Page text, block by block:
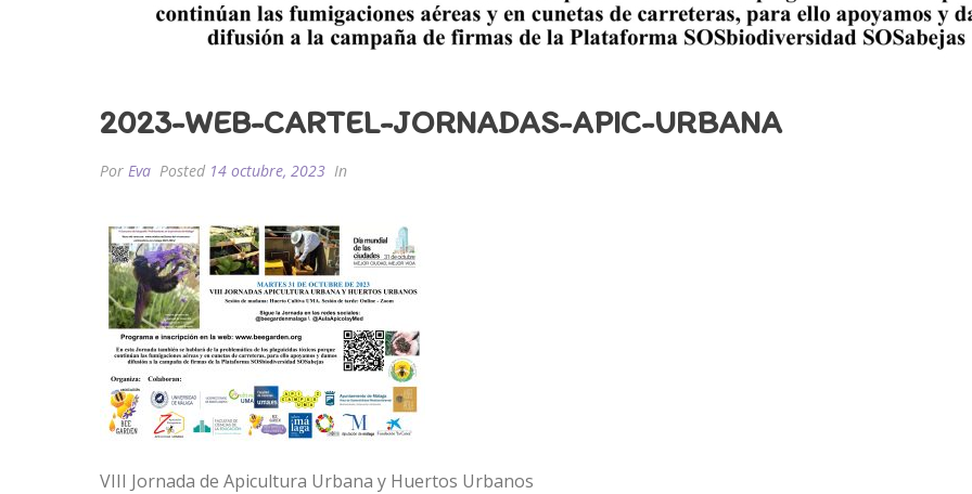
2023-WEB-CARTEL-JORNADAS-APIC-URBANA
Por Eva Posted 14 octubre, 2023 In
VIII Jornada de Apicultura Urbana y Huertos Urbanos